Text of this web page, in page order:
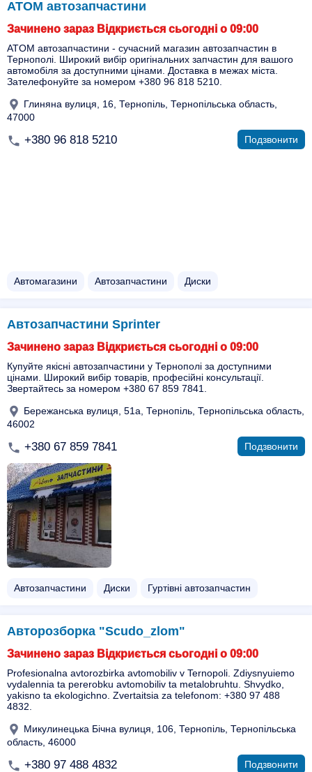
ATOM автозапчастини
Зачинено зараз Відкриється сьогодні о 09:00
ATOM автозапчастини - сучасний магазин автозапчастин в
Тернополі. Широкий вибір оригінальних запчастин для вашого
автомобіля за доступними цінами. Доставка в межах міста.
Зателефонуйте за номером +380 96 818 5210.
Глиняна вулиця, 16, Тернопіль, Тернопільська область,
47000
+380 96 818 5210 Подзвонити
Автомагазини Автозапчастини Диски
Автозапчастини Sprinter
Зачинено зараз Відкриється сьогодні о 09:00
Купуйте якісні автозапчастини у Тернополі за доступними
цінами. Широкий вибір товарів, професійні консультації.
Звертайтесь за номером +380 67 859 7841.
Бережанська вулиця, 51а, Тернопіль, Тернопільська область,
46002
+380 67 859 7841 Подзвонити
Автозапчастини Диски Гуртівні автозапчастин
Авторозборка "Scudo_zlom"
Зачинено зараз Відкриється сьогодні о 09:00
Profesionalna avtorozbirka avtomobiliv v Ternopoli. Zdiysnyuiemo
vydalennia ta pererobku avtomobiliv ta metalobruhtu. Shvydko,
yakisno ta ekologichno. Zvertaitsia za telefonom: +380 97 488
4832.
Микулинецька Бічна вулиця, 106, Тернопіль, Тернопільська
область, 46000
+380 97 488 4832 Подзвонити